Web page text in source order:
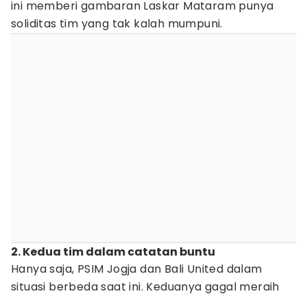
ini memberi gambaran Laskar Mataram punya
soliditas tim yang tak kalah mumpuni.
2. Kedua tim dalam catatan buntu
Hanya saja, PSIM Jogja dan Bali United dalam
situasi berbeda saat ini. Keduanya gagal meraih